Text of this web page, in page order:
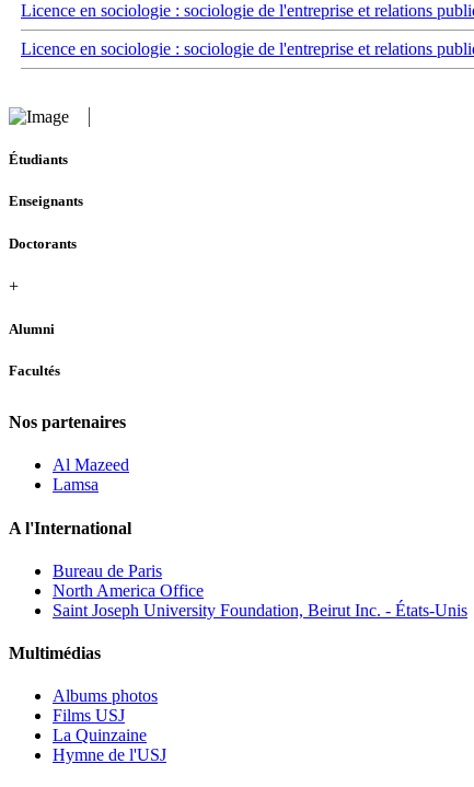
Licence en sociologie : sociologie de l'entreprise et relations
Licence en sociologie : sociologie de l'entreprise et relations
Étudiants
Enseignants
Doctorants
+
Alumni
Facultés
Nos partenaires
Al Mazeed
Lamsa
A l'International
Bureau de Paris
North America Office
Saint Joseph University Foundation, Beirut Inc. - États-Unis
Multimédias
Albums photos
Films USJ
La Quinzaine
Hymne de l'USJ